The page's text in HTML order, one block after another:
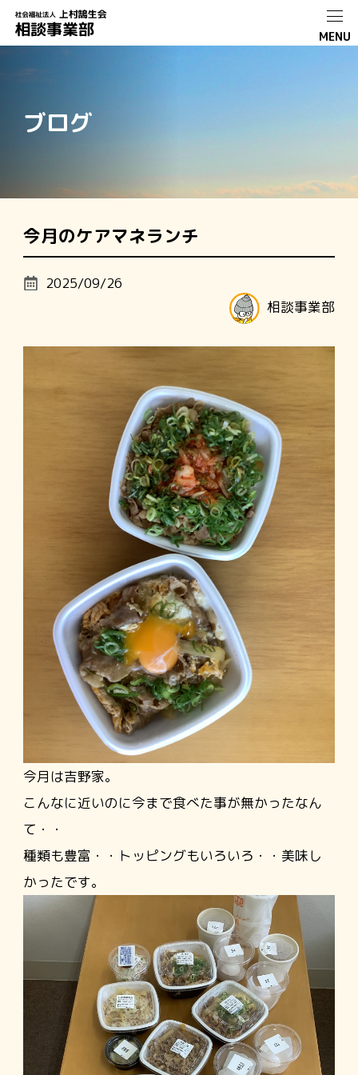
ブログ
今月のケアマネランチ
2025/09/26
相談事業部
今月は吉野家。
こんなに近いのに今まで食べた事が無かったなん
て・・
種類も豊富・・トッピングもいろいろ・・美味し
かったです。